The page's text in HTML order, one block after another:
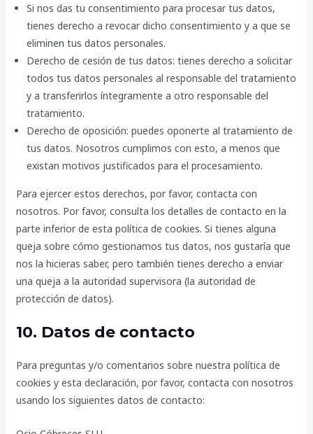
Si nos das tu consentimiento para procesar tus datos,
tienes derecho a revocar dicho consentimiento y a que se
eliminen tus datos personales.
Derecho de cesión de tus datos: tienes derecho a solicitar
todos tus datos personales al responsable del tratamiento
y a transferirlos íntegramente a otro responsable del
tratamiento.
Derecho de oposición: puedes oponerte al tratamiento de
tus datos. Nosotros cumplimos con esto, a menos que
existan motivos justificados para el procesamiento.
Para ejercer estos derechos, por favor, contacta con
nosotros. Por favor, consulta los detalles de contacto en la
parte inferior de esta política de cookies. Si tienes alguna
queja sobre cómo gestionamos tus datos, nos gustaría que
nos la hicieras saber, pero también tienes derecho a enviar
una queja a la autoridad supervisora (la autoridad de
protección de datos).
10. Datos de contacto
Para preguntas y/o comentarios sobre nuestra política de
cookies y esta declaración, por favor, contacta con nosotros
usando los siguientes datos de contacto: